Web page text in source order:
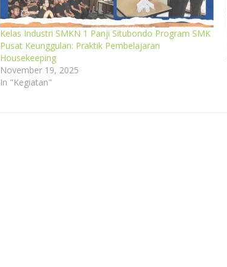
Kelas Industri SMKN 1 Panji Situbondo Program SMK
Pusat Keunggulan: Praktik Pembelajaran
Housekeeping
November 19, 2025
In "Kegiatan"